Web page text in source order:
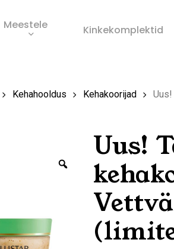
Meestele Kinkekomplektid
Ostukorv
Kehahooldus Kehakoorijad
Zoom
Uus!